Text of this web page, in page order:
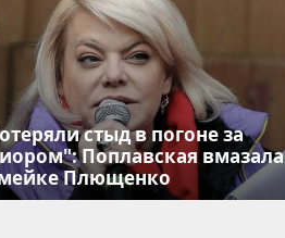
стыд в погоне за
Поплавская вмазала
Плющенко